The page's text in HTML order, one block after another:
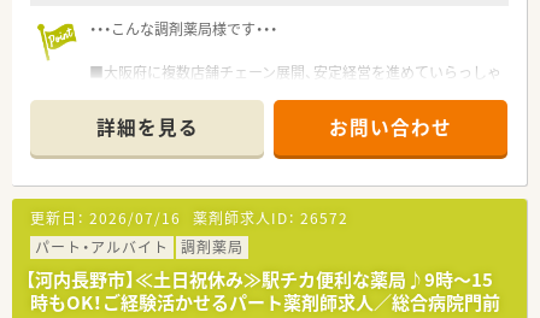
・・・こんな調剤薬局様です・・・
■大阪府に複数店舗チェーン展開、安定経営を進めていらっしゃ
■システム化が進んでおり、在庫管理などを本社のネットワーク
で行っています。
詳細を見る お問い合わせ
更新日： 2026/07/16 薬剤師求人ID： 26572
パート・アルバイト
調剤薬局
【河内長野市】≪土日祝休み≫駅チカ便利な薬局♪9時～15
時もOK！ご経験活かせるパート薬剤師求人／総合病院門前